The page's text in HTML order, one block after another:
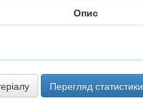
Опис
Перегляд статистики